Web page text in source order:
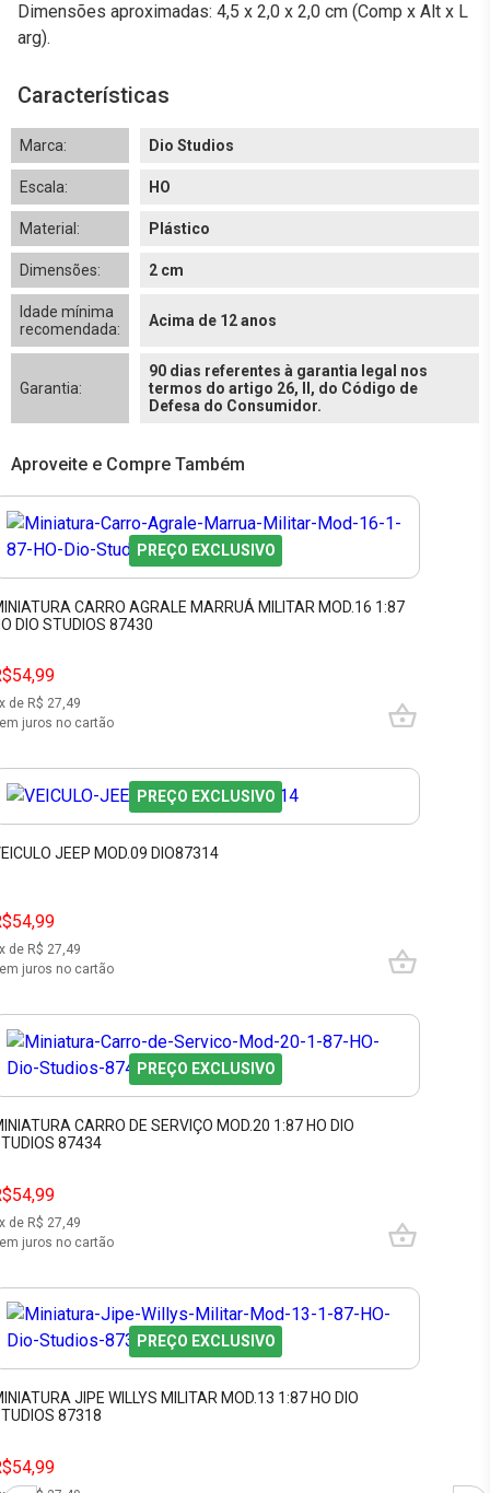
Dimensões aproximadas: 4,5 x 2,0 x 2,0 cm (Comp x Alt x L
arg).
Características
Marca: Dio Studios
Escala: HO
Material: Plástico
Dimensões: 2 cm
Idade mínima
recomendada:
Acima de 12 anos
Garantia:
90 dias referentes à garantia legal nos
termos do artigo 26, II, do Código de
Defesa do Consumidor.
Aproveite e Compre Também
PREÇO EXCLUSIVO
CARRO AGRALE MARRUÁ MILITAR MOD.16 1:87
DIO STUDIOS 87430
x de R$ 27,49
juros no cartão
PREÇO EXCLUSIVO
JEEP MOD.09 DIO87314
x de R$ 27,49
juros no cartão
PREÇO EXCLUSIVO
CARRO DE SERVIÇO MOD.20 1:87 HO DIO
87434
x de R$ 27,49
juros no cartão
PREÇO EXCLUSIVO
JIPE WILLYS MILITAR MOD.13 1:87 HO DIO
87318